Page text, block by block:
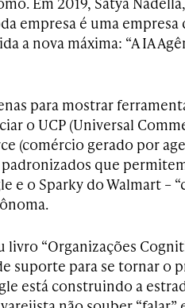
empresa é uma empresa
a nova máxima: “A IA
para mostrar
o UCP (Universal
(comércio gerado por
que
e o Sparky do Walmart –
“Organizações
suporte para se tornar o
está construindo a